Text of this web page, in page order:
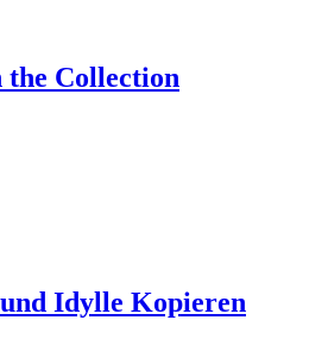
the Collection
Idylle Kopieren